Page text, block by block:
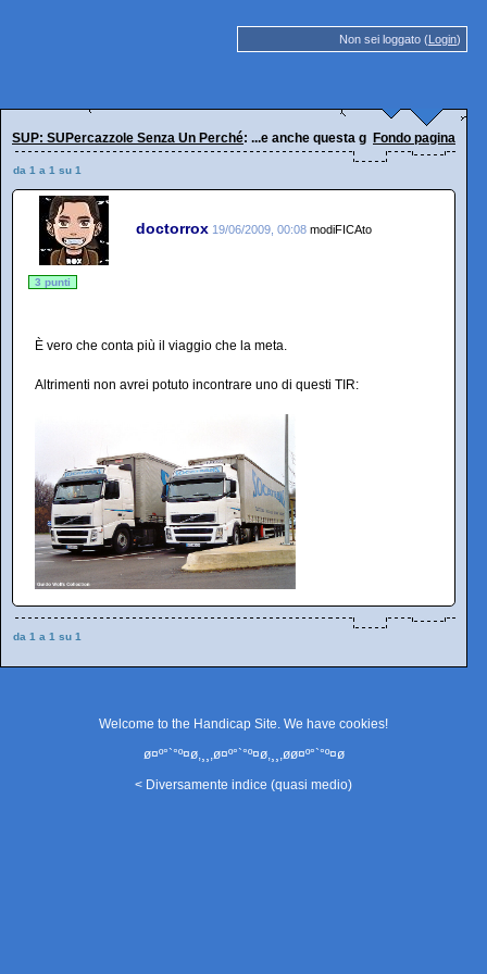
Non sei loggato (Login)
SUP: SUPercazzole Senza Un Perché: ...e anche questa giornata è servita a
Fondo pagina
da 1 a 1 su 1
doctorrox 19/06/2009, 00:08 modiFICAto
3 punti
È vero che conta più il viaggio che la meta.
Altrimenti non avrei potuto incontrare uno di questi TIR:
da 1 a 1 su 1
Welcome to the Handicap Site. We have cookies!
ø¤º°`°º¤ø,¸¸,ø¤º°`°º¤ø,¸¸,øø¤º°`°º¤ø
< Diversamente indice (quasi medio)